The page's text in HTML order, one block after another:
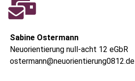
Sabine Ostermann
Neuorientierung null-acht 12 eGbR
ostermann@neuorientierung0812.de